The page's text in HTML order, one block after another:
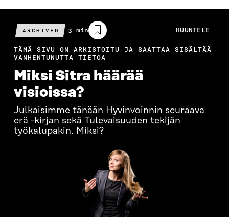
ARCHIVED
Arvioitu
lukuaika
3 min KUUNTELE
TÄMÄ SIVU ON ARKISTOITU JA SAATTAA SISÄLTÄÄ
VANHENTUNUTTA TIETOA
Miksi Sitra häärää
visioissa?
Julkaisimme tänään Hyvinvoinnin seuraava
erä -kirjan sekä Tulevaisuuden tekijän
työkalupakin. Miksi?